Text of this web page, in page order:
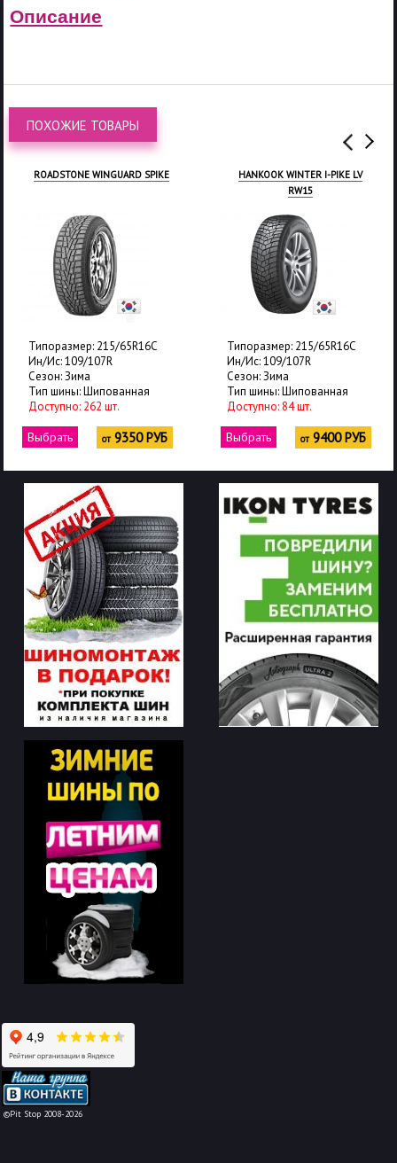
Описание
ПОХОЖИЕ ТОВАРЫ
ROADSTONE WINGUARD SPIKE
Типоразмер: 215/65R16C
Ин/Ис: 109/107R
Сезон: Зима
Тип шины: Шипованная
Доступно: 262 шт.
Выбрать от9350 РУБ
HANKOOK WINTER I-PIKE LV
RW15
Типоразмер: 215/65R16C
Ин/Ис: 109/107R
Сезон: Зима
Тип шины: Шипованная
Доступно: 84 шт.
Выбрать от9400 РУБ
©Pit Stop 2008-2026
-->